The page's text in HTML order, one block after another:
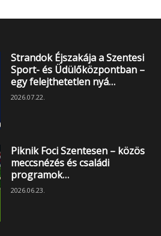
Strandok Éjszakája a Szentesi
Sport- és Üdülőközpontban –
egy felejthetetlen nyá…
2026.07.22.
Piknik Foci Szentesen – közös
meccsnézés és családi
programok…
2026.06.23.